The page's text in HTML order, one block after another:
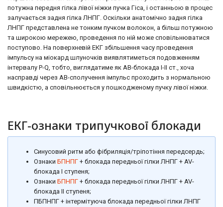
потужна передня гілка лівої ніжки пучка Гіса, і останньою в процес
залучається задня гілка ЛНПГ. Оскільки анатомічно задня гілка
ЛНПГ представлена ​​не тонким пучком волокон, а більш потужною
та широкою мережею, проведення по ній може сповільнюватися
поступово. На поверхневій ЕКГ збільшення часу проведення
імпульсу на міокард шлуночків виявлятиметься подовженням
інтервалу P-Q, тобто, виглядатиме як АВ-блокада I-II ст., хоча
насправді через АВ-сполучення імпульс проходить з нормальною
швидкістю, а сповільнюється у пошкодженому пучку лівої ніжки.
ЕКГ-ознаки трипучкової блокади
Синусовий ритм або фібриляція/тріпотіння передсердь;
Ознаки БПНПГ + блокада передньої гілки ЛНПГ + AV-
блокада I ступеня;
Ознаки БПНПГ + блокада передньої гілки ЛНПГ + AV-
блокада II ступеня;
ПБПНПГ + інтермітуюча блокада передньої гілки ЛНПГ